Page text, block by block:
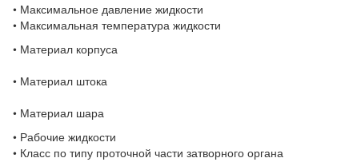
• Максимальное давление жидкости
• Максимальная температура жидкости
• Материал корпуса
• Материал штока
• Материал шара
• Рабочие жидкости
• Класс по типу проточной части затворного органа